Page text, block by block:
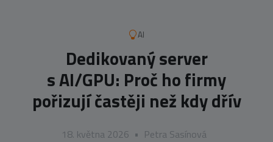
AI
Dedikovaný server
s AI/GPU: Proč ho firmy
pořizují častěji než kdy dřív
18. května 2026 • Petra Sasínová